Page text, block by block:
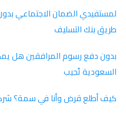
طريق بنك التسليف
السعودية تُجيب
كيف أطلع قرض وأنا في سمة؟